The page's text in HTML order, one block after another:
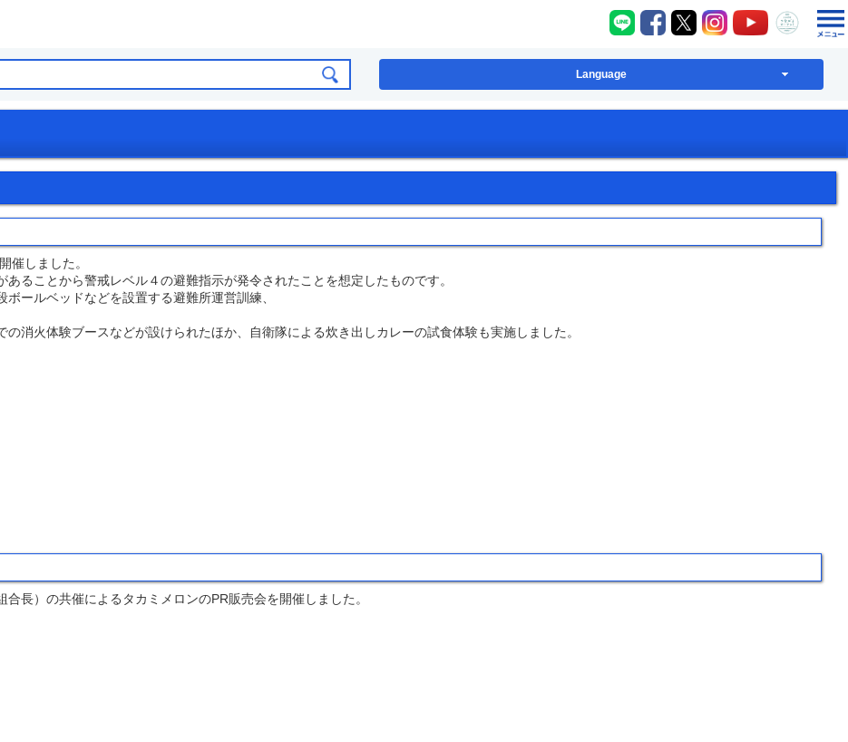
八千代町LINE
八千代町Facebook
八千代町X八千代町Instagram
八千代町八千代
Language
催しました。
ることから警戒レベル４の避難指示が発令されたことを想定したものです。
ールベッドなどを設置する避難所運営訓練、
消火体験ブースなどが設けられたほか、自衛隊による炊き出しカレーの試食体験も実施しました。
長）の共催によるタカミメロンのPR販売会を開催しました。